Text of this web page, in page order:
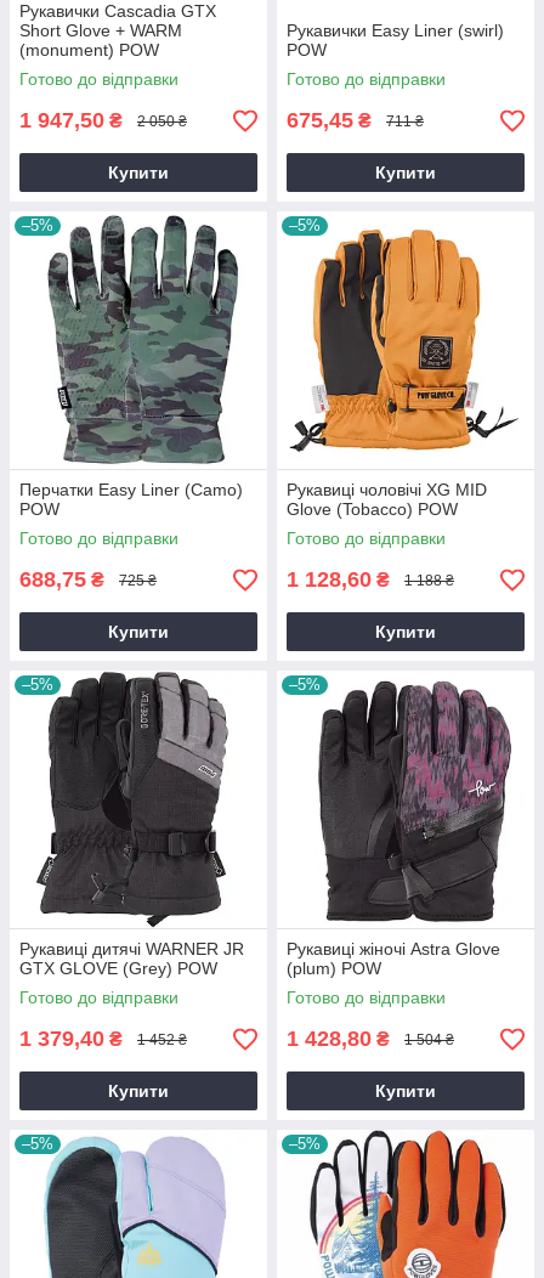
Рукавички Cascadia GTX
Short Glove + WARM
(monument) POW
Готово до відправки
1 947,50 ₴ 2 050 ₴
Купити
Рукавички Easy Liner (swirl)
POW
Готово до відправки
675,45 ₴ 711 ₴
Купити
–5%
Перчатки Easy Liner (Camo)
POW
Готово до відправки
688,75 ₴ 725 ₴
Купити
–5%
Рукавиці чоловічі XG MID
Glove (Tobacco) POW
Готово до відправки
1 128,60 ₴ 1 188 ₴
Купити
–5%
Рукавиці дитячі WARNER JR
GTX GLOVE (Grey) POW
Готово до відправки
1 379,40 ₴ 1 452 ₴
Купити
–5%
Рукавиці жіночі Astra Glove
(plum) POW
Готово до відправки
1 428,80 ₴ 1 504 ₴
Купити
–5% –5%